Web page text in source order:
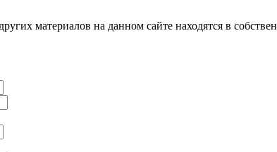
материалов на данном сайте находятся в